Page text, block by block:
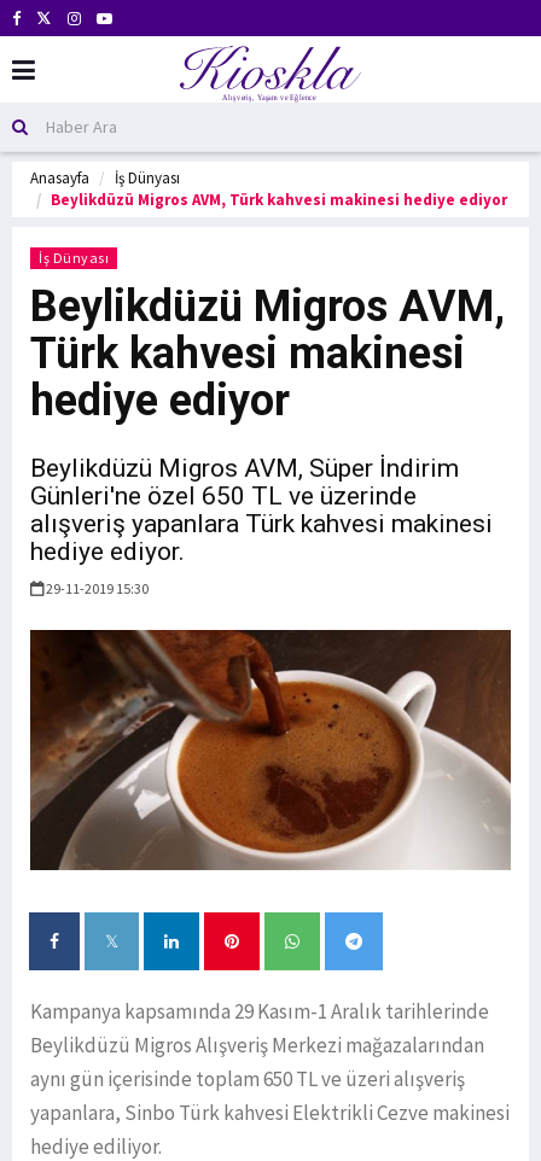
Anasayfa
İş Dünyası
Beylikdüzü Migros AVM, Türk kahvesi makinesi hediye ediyor
İş Dünyası
Beylikdüzü Migros AVM,
Türk kahvesi makinesi
hediye ediyor
Beylikdüzü Migros AVM, Süper İndirim
Günleri'ne özel 650 TL ve üzerinde
alışveriş yapanlara Türk kahvesi makinesi
hediye ediyor.
29-11-2019 15:30
Kampanya kapsamında 29 Kasım-1 Aralık tarihlerinde
Beylikdüzü Migros Alışveriş Merkezi mağazalarından
aynı gün içerisinde toplam 650 TL ve üzeri alışveriş
yapanlara, Sinbo Türk kahvesi Elektrikli Cezve makinesi
hediye ediliyor.